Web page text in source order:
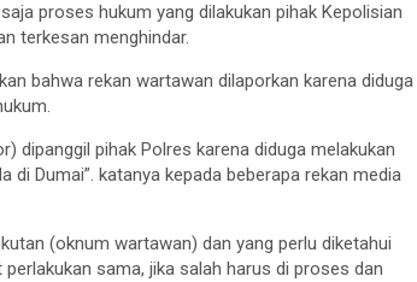
proses hukum yang dilakukan pihak Kepolisian
terkesan menghindar.
bahwa rekan wartawan dilaporkan karena diduga
dipanggil pihak Polres karena diduga melakukan
Dumai”. katanya kepada beberapa rekan media
(oknum wartawan) dan yang perlu diketahui
sama, jika salah harus di proses dan